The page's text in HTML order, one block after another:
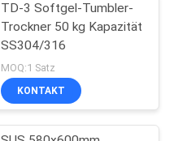
TD-3 Softgel-Tumbler-
Trockner 50 kg Kapazität
SS304/316
MOQ:1 Satz
KONTAKT